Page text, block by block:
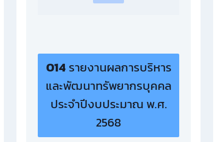
O14 รายงานผลการบริหาร
และพัฒนาทรัพยากรบุคคล
ประจำปีงบประมาณ พ.ศ.
2568